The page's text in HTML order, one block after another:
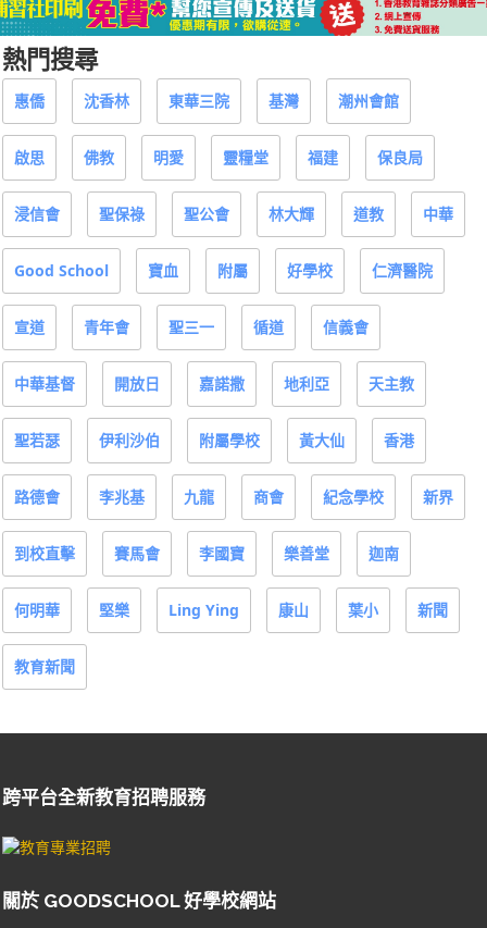
熱門搜尋
惠僑 沈香林 東華三院 基灣 潮州會館
啟思 佛教 明愛 靈糧堂 福建 保良局
浸信會 聖保祿 聖公會 林大輝 道教 中華
Good School 寶血 附屬 好學校 仁濟醫院
宣道 青年會 聖三一 循道 信義會
中華基督 開放日 嘉諾撒 地利亞 天主教
聖若瑟 伊利沙伯 附屬學校 黃大仙 香港
路德會 李兆基 九龍 商會 紀念學校 新界
到校直擊 賽馬會 李國寶 樂善堂 迦南
何明華 堅樂 Ling Ying 康山 葉小 新聞
教育新聞
跨平台全新教育招聘服務
關於 GOODSCHOOL 好學校網站